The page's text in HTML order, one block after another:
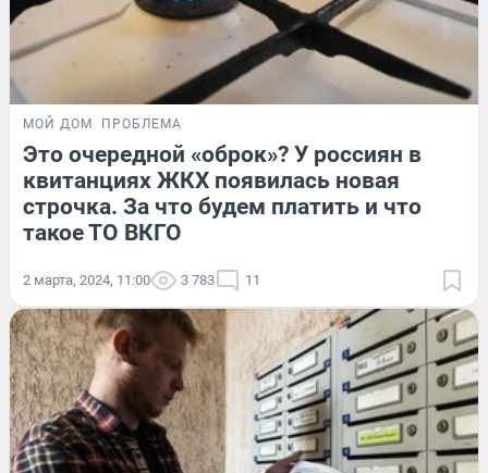
МОЙ ДОМ ПРОБЛЕМА
Это очередной «оброк»? У россиян в
квитанциях ЖКХ появилась новая
строчка. За что будем платить и что
такое ТО ВКГО
2 марта, 2024, 11:00 3 783 11